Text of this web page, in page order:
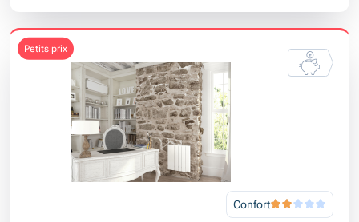
petits prix
Confort